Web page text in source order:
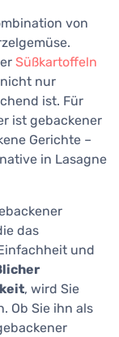
von
Süßkartoffeln
nur
ist. Für
ist gebackener
Gerichte –
in Lasagne
das
und
, wird Sie
Ob Sie ihn als